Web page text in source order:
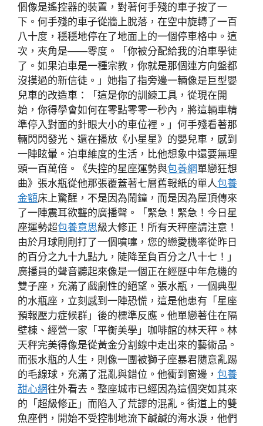
個像是遙控器的裝置，對著何手殘的車子按了一
下。何手殘的車子從牆上脫落，在空中旋轉了一百
八十度，穩穩地停在了地面上的一個停車格中。這
次，夾角是——零度。「你被分配給我的泊車學徒
了。如果泊車是一種宗教，你就是那個連方向盤都
沒摸過的新信徒。」她指了指旁邊一輛像是巨型嬰
兒車的改造車：「這是你的訓練工具，從現在開
始，你得學會如何在零點零零一秒內，將這輛車精
準停入對面的針眼大小的車位裡。」何手殘看著那
輛閃閃發光、還在播放《小星星》的嬰兒車，感到
一陣眩暈。泊車維度的生活，比他想象中還要無理
頭一百萬倍。《失控的星座運勢與包養網單戀狂想
曲》張水瓶從他那張覆蓋著七層舊報紙的單人包養
金額床上驚醒，不是因為鬧鐘，而是因為屋頂傳來
了一陣震耳欲聾的廣播聲。「緊急！緊急！今日星
座運勢超包養意思級大修正！所有天秤座請注意！
由於月球剛剛打了一個噴嚏，您的戀愛機率從昨日
的百分之九十九點九，陡降至負百分之八十七！」
廣播員的聲音聽起來像是一個正在經歷中年危機的
雙子座，充滿了戲劇性的絕望。張水瓶，一個典型
的水瓶座，立刻感到一陣恐慌，這是他患有「星座
預報壓力症候群」後的標準反應。他單戀著住在隔
壁棟、經營一家「平衡美學」咖啡館的林天秤。林
天秤完美得像是從黃金分割線中走出來的藝術品。
而張水瓶的人生，則像一團被獅子座暴君隨意亂踢
的毛線球，充滿了混亂與錯位。他衝到窗邊， 包養
甜心網往外看去。整座城市已經因為這個突如其來
的「超級修正」而陷入了荒謬的混亂。街道上的雙
魚座們，開始不受控制地流下鹹鹹的海水淚，他們